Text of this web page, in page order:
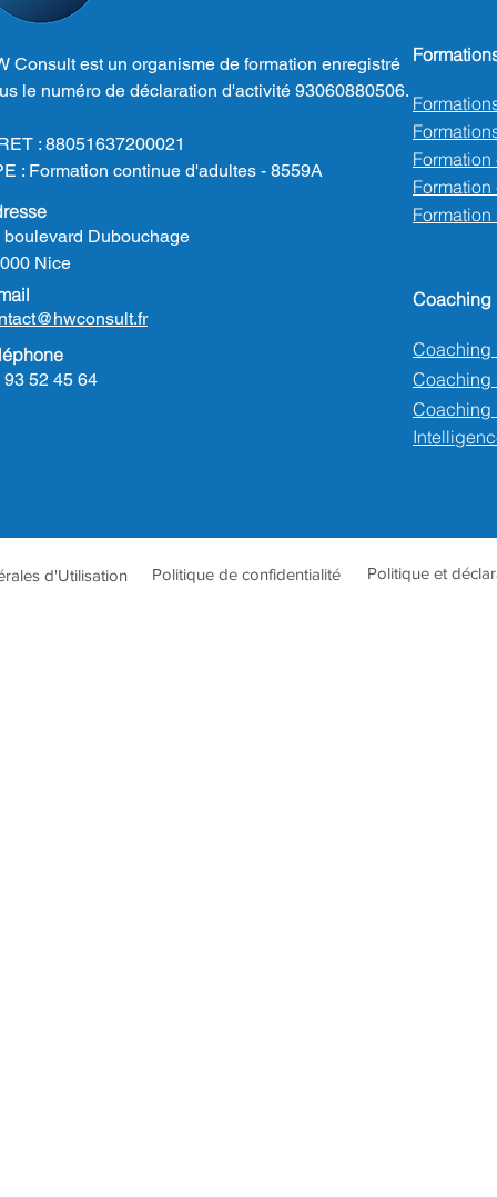
Consult est un organisme de formation enregistré
le numéro de déclaration d'activité 93060880506.
: 88051637200021
: Formation continue d'adultes - 8559A
boulevard Dubouchage
Nice
93 52 45 64
Coaching
Coaching
Coaching
d'Utilisation Politique de confidentialité Politique et